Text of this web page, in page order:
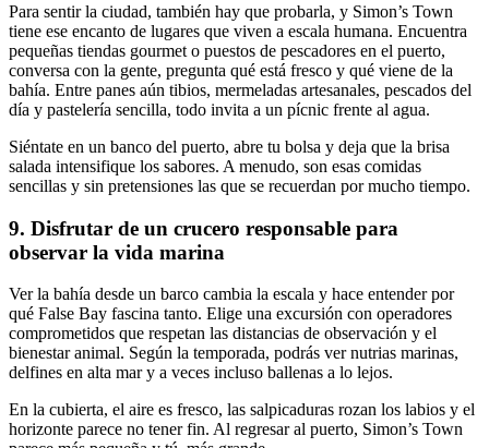
Para sentir la ciudad, también hay que probarla, y Simon’s Town
tiene ese encanto de lugares que viven a escala humana. Encuentra
pequeñas tiendas gourmet o puestos de pescadores en el puerto,
conversa con la gente, pregunta qué está fresco y qué viene de la
bahía. Entre panes aún tibios, mermeladas artesanales, pescados del
día y pastelería sencilla, todo invita a un pícnic frente al agua.
Siéntate en un banco del puerto, abre tu bolsa y deja que la brisa
salada intensifique los sabores. A menudo, son esas comidas
sencillas y sin pretensiones las que se recuerdan por mucho tiempo.
9. Disfrutar de un crucero responsable para
observar la vida marina
Ver la bahía desde un barco cambia la escala y hace entender por
qué False Bay fascina tanto. Elige una excursión con operadores
comprometidos que respetan las distancias de observación y el
bienestar animal. Según la temporada, podrás ver nutrias marinas,
delfines en alta mar y a veces incluso ballenas a lo lejos.
En la cubierta, el aire es fresco, las salpicaduras rozan los labios y el
horizonte parece no tener fin. Al regresar al puerto, Simon’s Town